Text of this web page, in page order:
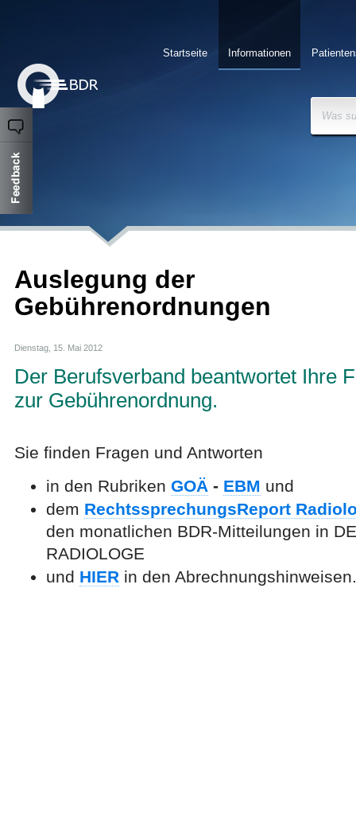
Informationen
Startseite
Was
Auslegung der
Gebührenordnungen
Dienstag, 15. Mai 2012
Der Berufsverband beantwortet Ihre
zur Gebührenordnung.
Sie finden Fragen und Antworten
in den Rubriken GOÄ - EBM und
dem RechtssprechungsReport
den monatlichen BDR-Mitteilungen in
RADIOLOGE
und HIER in den Abrechnungshinweisen.